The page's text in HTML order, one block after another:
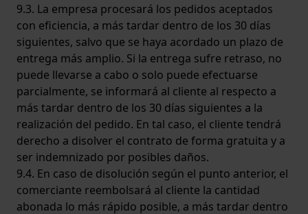
9.3. La empresa procesará los pedidos aceptados
con eficiencia, a más tardar dentro de los 30 días
siguientes, salvo que se haya acordado un plazo de
entrega más amplio. Si la entrega sufre retraso, no
puede llevarse a cabo o solo puede efectuarse
parcialmente, se informará al cliente al respecto a
más tardar dentro de los 30 días siguientes a la
realización del pedido. En tal caso, el cliente tendrá
derecho a disolver el contrato de forma gratuita y a
ser indemnizado por posibles daños.
9.4. En caso de disolución según el punto anterior, el
comerciante reembolsará al cliente la cantidad
abonada lo más rápido posible, a más tardar dentro